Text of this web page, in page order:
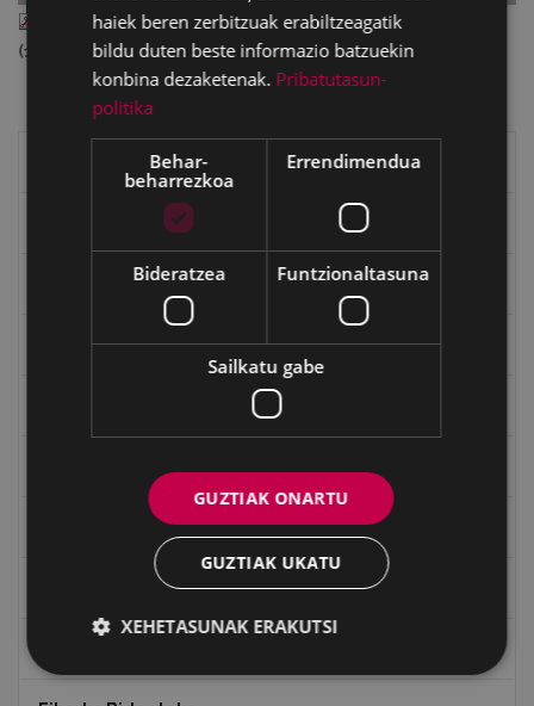
II_84_may_262.pdf— PDF document, 13.62 MB
(14278478 bytes)
Eibarko liburuak
"Eibar" rebista sarean
Goi Argi aldizkaria
"Gure Herria" aldizkaria
Txostenak eta dokumentuak
haiek beren zerbitzuak erabiltzeagatik
bildu duten beste informazio batzuekin
konbina dezaketenak. Pribatutasun-
politika
Behar-
beharrezkoa
Errendimendua
Bideratzea Funtzionaltasuna
Sailkatu gabe
GUZTIAK ONARTU
GUZTIAK UKATU
XEHETASUNAK ERAKUTSI